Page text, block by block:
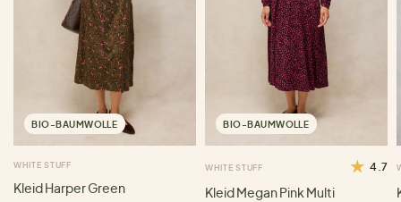
BIO-BAUMWOLLE
WHITE STUFF
Kleid Harper Green
BIO-BAUMWOLLE
WHITE STUFF 4.7
Kleid Megan Pink Multi